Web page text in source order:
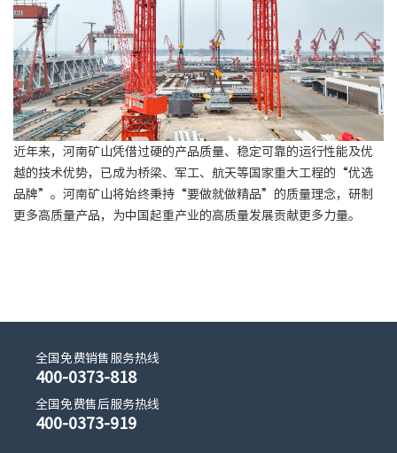
近年来，河南矿山凭借过硬的产品质量、稳定可靠的运行性能及优
越的技术优势，已成为桥梁、军工、航天等国家重大工程的“优选
品牌”。河南矿山将始终秉持“要做就做精品”的质量理念，研制
更多高质量产品，为中国起重产业的高质量发展贡献更多力量。
全国免费销售服务热线
400-0373-818
全国免费售后服务热线
400-0373-919